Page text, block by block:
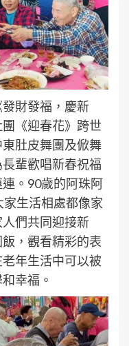
財發福，慶新
《迎春花》跨世
肚皮舞團及俽舞
輩歡唱新春祝福
。90歲的阿珠阿
生活相處都像家
們共同迎接新
，觀看精彩的表
年生活中可以被
幸福。